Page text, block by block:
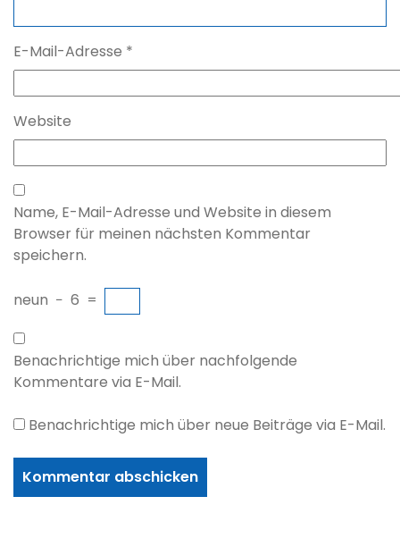
E-Mail-Adresse *
Website
Name, E-Mail-Adresse und Website in diesem
Browser für meinen nächsten Kommentar
speichern.
neun − 6 =
Benachrichtige mich über nachfolgende
Kommentare via E-Mail.
Benachrichtige mich über neue Beiträge via E-Mail.